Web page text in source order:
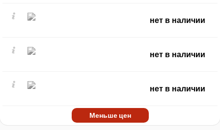
нет в наличии
нет в наличии
нет в наличии
Меньше цен